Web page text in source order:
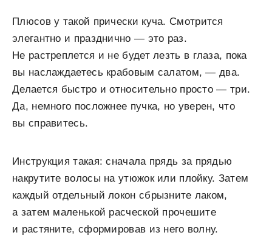
Плюсов у такой прически куча. Смотрится
элегантно и празднично — это раз.
Не растреплется и не будет лезть в глаза, пока
вы наслаждаетесь крабовым салатом, — два.
Делается быстро и относительно просто — три.
Да, немного посложнее пучка, но уверен, что
вы справитесь.
Инструкция такая: сначала прядь за прядью
накрутите волосы на утюжок или плойку. Затем
каждый отдельный локон сбрызните лаком,
а затем маленькой расческой прочешите
и растяните, сформировав из него волну.